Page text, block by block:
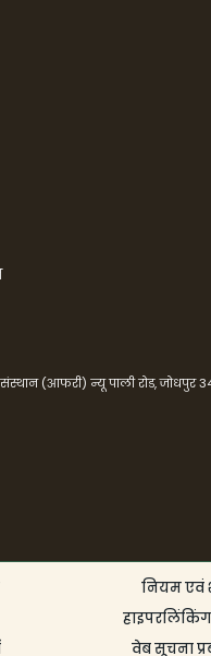
(आफरी) न्यू पाली रोड, जोधपुर
नियम एवं
वेब सूचना